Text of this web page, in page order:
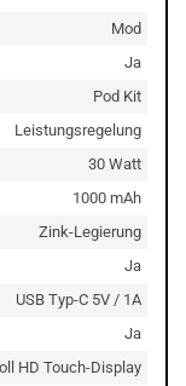
Mod
Ja
Pod Kit
Leistungsregelung
30 Watt
1000 mAh
Zink-Legierung
Ja
USB Typ-C 5V / 1A
Ja
HD Touch-Display